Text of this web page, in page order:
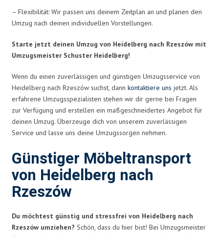
– Flexibilität: Wir passen uns deinem Zeitplan an und planen den
Umzug nach deinen individuellen Vorstellungen.
Starte jetzt deinen Umzug von Heidelberg nach Rzeszów mit
Umzugsmeister Schuster Heidelberg!
Wenn du einen zuverlässigen und günstigen Umzugsservice von
Heidelberg nach Rzeszów suchst, dann kontaktiere uns jetzt. Als
erfahrene Umzugsspezialisten stehen wir dir gerne bei Fragen
zur Verfügung und erstellen ein maßgeschneidertes Angebot für
deinen Umzug. Überzeuge dich von unserem zuverlässigen
Service und lasse uns deine Umzugssorgen nehmen.
Günstiger Möbeltransport
von Heidelberg nach
Rzeszów
Du möchtest günstig und stressfrei von Heidelberg nach
Rzeszów umziehen? Schön, dass du hier bist! Bei Umzugsmeister